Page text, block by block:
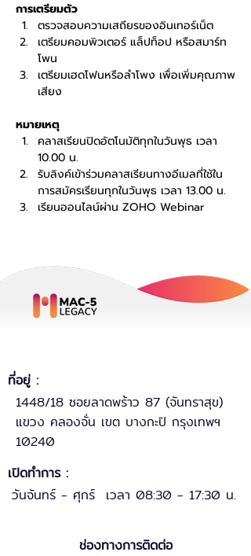
การเตรียมตัว
ตรวจสอบความเสถียรของอินเทอร์เน็ต
เตรียมคอมพิวเตอร์ แล็ปท็อป หรือสมาร์ท
โพน
เตรียมเฮดโฟนหรือลำโพง เพื่อเพิ่มคุณภาพ
เสียง
หมายเหตุ
คลาสเรียนปิดอัตโนมัติทุกในวันพุธ เวลา
10.00 น.
รับลิงค์เข้าร่วมคลาสเรียนทางอีเมลที่ใช้ใน
การสมัครเรียนทุกในวันพุธ เวลา 13.00 น.
เรียนออนไลน์ผ่าน ZOHO Webinar
ที่อยู่ :
1448/18 ซอยลาดพร้าว 87 (จันทราสุข)
แขวง คลองจั่น เขต บางกะปิ กรุงเทพฯ
10240
เปิดทำการ :
วันจันทร์ - ศุกร์ เวลา 08:30 - 17:30 น.
ช่องทางการติดต่อ